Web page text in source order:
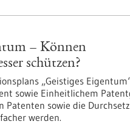
– Können
schützen?
„Geistiges
sowie Einheitlichem
Patenten sowie die
werden.